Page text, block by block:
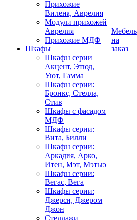
Прихожие
Вилена, Аврелия
Модули прихожей
Аврелия
Прихожие МДФ
Шкафы
Шкафы серии
Акцент, Этюд,
Уют, Гамма
Шкафы серии:
Бронкс, Стелла,
Стив
Шкафы с фасадом
МДФ
Шкафы серии:
Вита, Билли
Шкафы серии:
Аркадия, Арко,
Итен, Мэт, Мэтью
Шкафы серии:
Вегас, Вега
Шкафы серии:
Джерси, Джером,
Джон
Стеллажи
Мебель
на
заказ